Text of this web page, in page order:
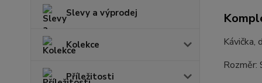
Slevy a výprodej
Kolekce
Příležitosti
Kávička,
Rozměr: